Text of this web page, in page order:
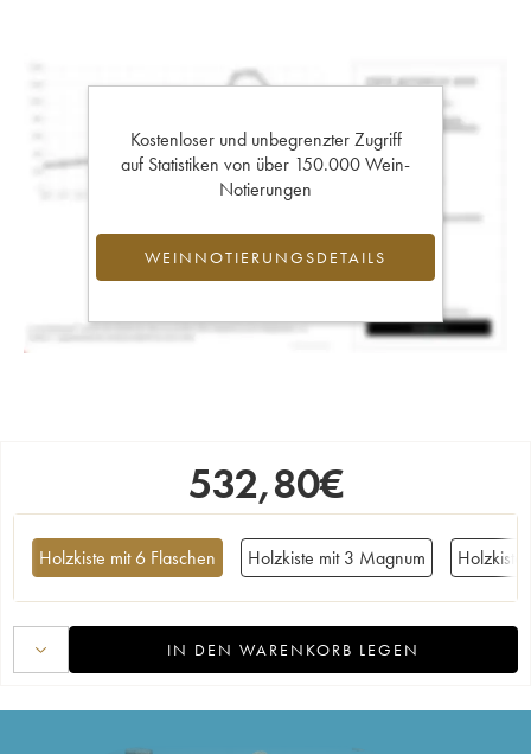
Kostenloser und unbegrenzter Zugriff
auf Statistiken von über 150.000 Wein-
Notierungen
WEINNOTIERUNGSDETAILS
532,80€
Holzkiste mit 6 Flaschen Holzkiste mit 3 Magnum
IN DEN WARENKORB LEGEN